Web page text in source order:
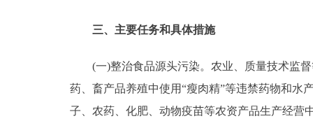
三、主要任务和具体措施
(一)整治食品源头污染。农业、质量技术监督
药、畜产品养殖中使用“瘦肉精”等违禁药物和水
子、农药、化肥、动物疫苗等农资产品生产经营